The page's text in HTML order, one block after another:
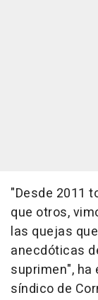
"Desde 2011
que otros,
las quejas
anecdóticas
suprimen",
síndico de